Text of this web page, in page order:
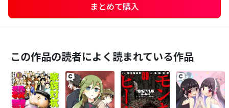
まとめて購入
この作品の読者によく読まれている作品